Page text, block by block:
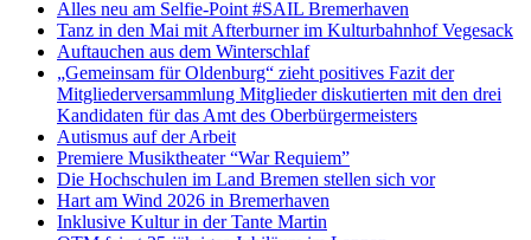
Alles neu am Selfie-Point #SAIL Bremerhaven
Tanz in den Mai mit Afterburner im Kulturbahnhof Vegesack
Auftauchen aus dem Winterschlaf
„Gemeinsam für Oldenburg“ zieht positives Fazit der
Mitgliederversammlung Mitglieder diskutierten mit den drei
Kandidaten für das Amt des Oberbürgermeisters
Autismus auf der Arbeit
Premiere Musiktheater “War Requiem”
Die Hochschulen im Land Bremen stellen sich vor
Hart am Wind 2026 in Bremerhaven
Inklusive Kultur in der Tante Martin